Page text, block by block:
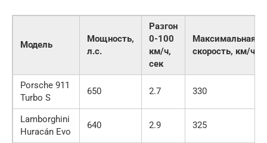
Модель
Мощность,
л.с.
Разгон
0-100
км/ч,
сек
Максимальная
скорость, км/ч
Porsche 911
Turbo S
650 2.7 330
Lamborghini
Huracán Evo
640 2.9 325